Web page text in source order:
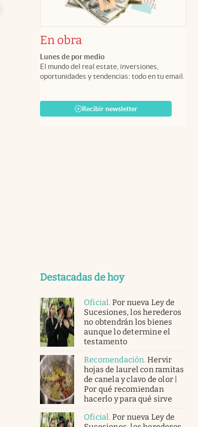
En obra
Lunes de por medio
El mundo del real estate, inversiones,
oportunidades y tendencias: todo en tu email.
Recibir newsletter
Destacadas de hoy
Oficial. Por nueva Ley de
Sucesiones, los herederos
no obtendrán los bienes
aunque lo determine el
testamento
Recomendación.Hervir
hojas de laurel con ramitas
de canela y clavo de olor |
Por qué recomiendan
hacerlo y para qué sirve
Oficial. Por nueva Ley de